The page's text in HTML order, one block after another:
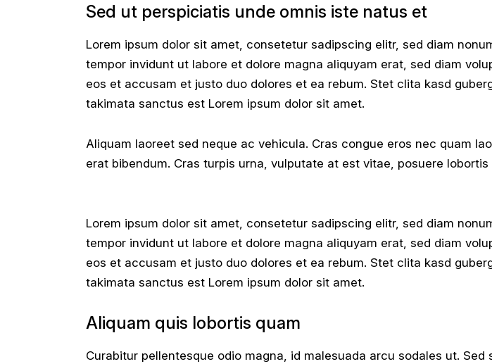
Sed ut perspiciatis unde omnis iste natus et
Lorem ipsum dolor sit amet, consetetur sadipscing elitr, sed diam
tempor invidunt ut labore et dolore magna aliquyam erat, sed diam
eos et accusam et justo duo dolores et ea rebum. Stet clita kasd
takimata sanctus est Lorem ipsum dolor sit amet.
Aliquam laoreet sed neque ac vehicula. Cras congue eros nec quam
erat bibendum. Cras turpis urna, vulputate at est vitae, posuere lobortis
Lorem ipsum dolor sit amet, consetetur sadipscing elitr, sed diam
tempor invidunt ut labore et dolore magna aliquyam erat, sed diam
eos et accusam et justo duo dolores et ea rebum. Stet clita kasd
takimata sanctus est Lorem ipsum dolor sit amet.
Aliquam quis lobortis quam
Curabitur pellentesque odio magna, id malesuada arcu sodales ut. Sed